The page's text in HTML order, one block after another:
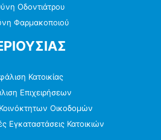
Οδοντιάτρου
Φαρμακοποιού
Κατοικίας
Επιχειρήσεων
Οικοδομών
Εγκαταστάσεις Κατοικιών